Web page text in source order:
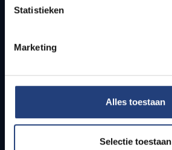
Statistieken
Marketing
Alles toestaan
Selectie toestaan
Lesroosters
Campusfaciliteiten
Studenten